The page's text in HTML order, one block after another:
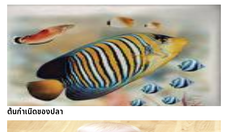
ต้นกำเนิดของปลา